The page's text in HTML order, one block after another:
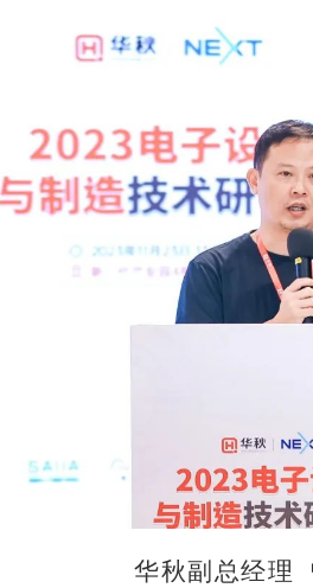
华秋副总经理